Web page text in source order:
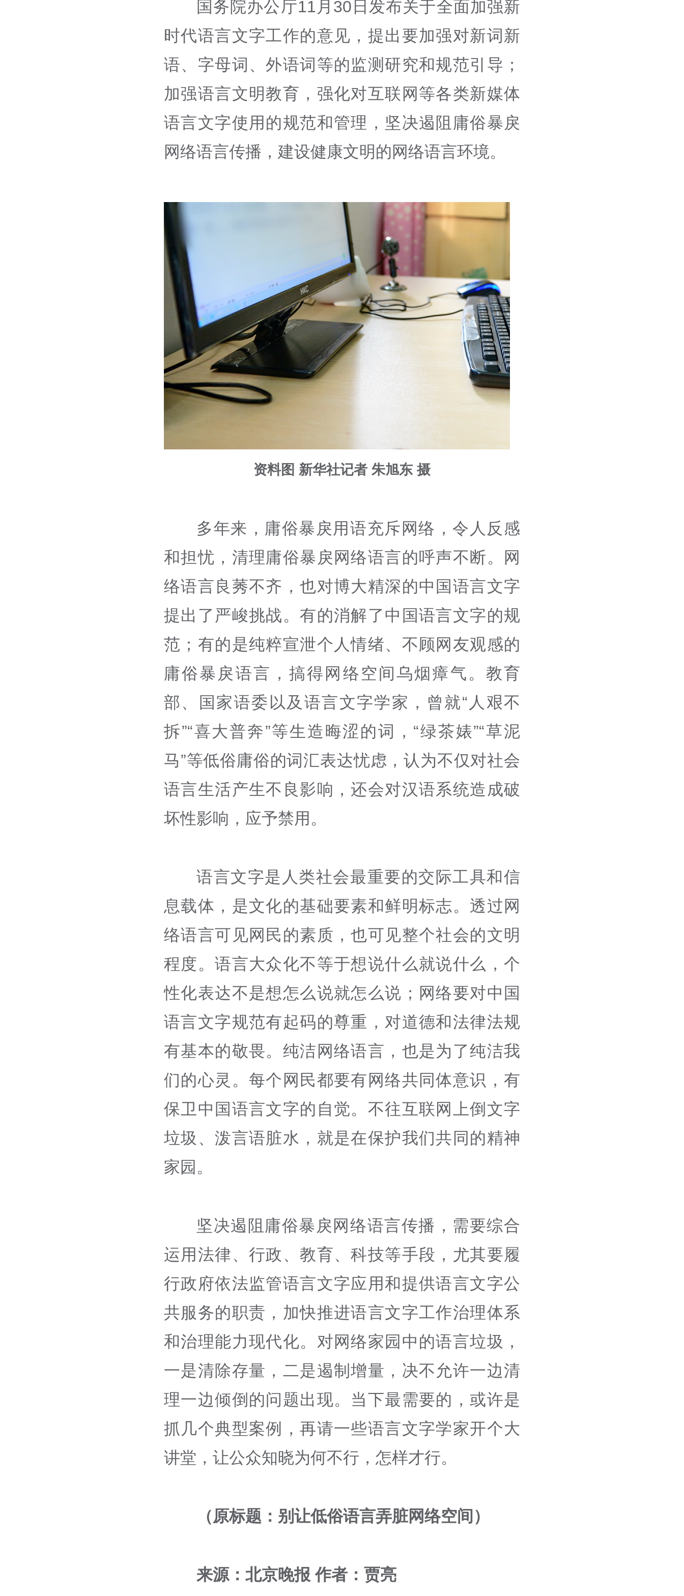
国务院办公厅11月30日发布关于全面加强新
时代语言文字工作的意见，提出要加强对新词新
语、字母词、外语词等的监测研究和规范引导；
加强语言文明教育，强化对互联网等各类新媒体
语言文字使用的规范和管理，坚决遏阻庸俗暴戾
网络语言传播，建设健康文明的网络语言环境。
资料图 新华社记者 朱旭东 摄
多年来，庸俗暴戾用语充斥网络，令人反感
和担忧，清理庸俗暴戾网络语言的呼声不断。网
络语言良莠不齐，也对博大精深的中国语言文字
提出了严峻挑战。有的消解了中国语言文字的规
范；有的是纯粹宣泄个人情绪、不顾网友观感的
庸俗暴戾语言，搞得网络空间乌烟瘴气。教育
部、国家语委以及语言文字学家，曾就“人艰不
拆”“喜大普奔”等生造晦涩的词，“绿茶婊”“草泥
马”等低俗庸俗的词汇表达忧虑，认为不仅对社会
语言生活产生不良影响，还会对汉语系统造成破
坏性影响，应予禁用。
语言文字是人类社会最重要的交际工具和信
息载体，是文化的基础要素和鲜明标志。透过网
络语言可见网民的素质，也可见整个社会的文明
程度。语言大众化不等于想说什么就说什么，个
性化表达不是想怎么说就怎么说；网络要对中国
语言文字规范有起码的尊重，对道德和法律法规
有基本的敬畏。纯洁网络语言，也是为了纯洁我
们的心灵。每个网民都要有网络共同体意识，有
保卫中国语言文字的自觉。不往互联网上倒文字
垃圾、泼言语脏水，就是在保护我们共同的精神
家园。
坚决遏阻庸俗暴戾网络语言传播，需要综合
运用法律、行政、教育、科技等手段，尤其要履
行政府依法监管语言文字应用和提供语言文字公
共服务的职责，加快推进语言文字工作治理体系
和治理能力现代化。对网络家园中的语言垃圾，
一是清除存量，二是遏制增量，决不允许一边清
理一边倾倒的问题出现。当下最需要的，或许是
抓几个典型案例，再请一些语言文字学家开个大
讲堂，让公众知晓为何不行，怎样才行。
（原标题：别让低俗语言弄脏网络空间）
来源：北京晚报 作者：贾亮